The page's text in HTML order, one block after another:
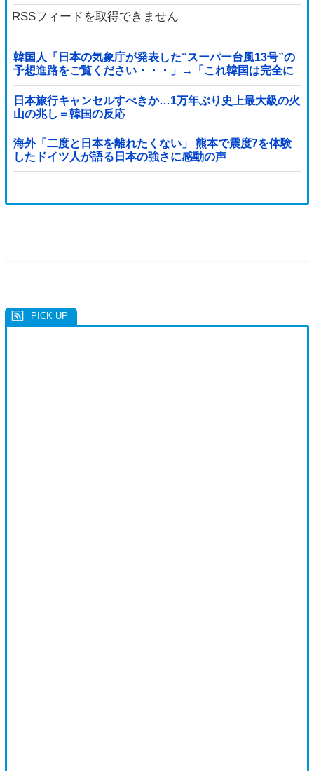
RSSフィードを取得できません
韓国人「日本の気象庁が発表した“スーパー台風13号”の
予想進路をご覧ください・・・」→「これ韓国は完全に
直撃なんだけど」「信じませんｗｗｗ」
日本旅行キャンセルすべきか…1万年ぶり史上最大級の火
山の兆し＝韓国の反応
海外「二度と日本を離れたくない」 熊本で震度7を体験
したドイツ人が語る日本の強さに感動の声